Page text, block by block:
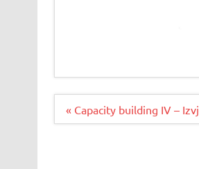
Navigacija
članaka
« Capacity building IV –